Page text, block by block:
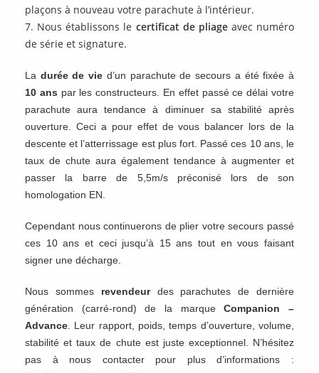
plaçons à nouveau votre parachute à l’intérieur.
Nous établissons le certificat de pliageavec numéro
de série et signature.
La durée de vie d’un parachute de secours a été fixée à
10 ans par les constructeurs. En effet passé ce délai votre
parachute aura tendance à diminuer sa stabilité après
ouverture. Ceci a pour effet de vous balancer lors de la
descente et l’atterrissage est plus fort. Passé ces 10 ans, le
taux de chute aura également tendance à augmenter et
passer la barre de 5,5m/s préconisé lors de son
homologation EN.
Cependant nous continuerons de plier votre secours passé
ces 10 ans et ceci jusqu’à 15 ans tout en vous faisant
signer une décharge.
Nous sommes revendeurdes parachutes de dernière
génération (carré-rond) de la marqueCompanion –
Advance . Leur rapport, poids, temps d’ouverture, volume,
stabilité et taux de chute est juste exceptionnel. N’hésitez
pas à nous contacter pour plus d’informations :